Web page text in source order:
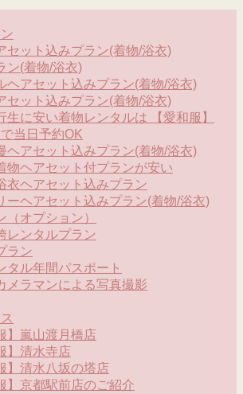
セット込みプラン(着物/浴衣)
ン(着物/浴衣)
ヘアセット込みプラン(着物/浴衣)
セット込みプラン(着物/浴衣)
生に安い着物レンタルは 【愛和服】
当日予約OK
ヘアセット込みプラン(着物/浴衣)
物ヘアセット付プランが安い
衣ヘアセット込みプラン
ーヘアセット込みプラン(着物/浴衣)
（オプション）
レンタルプラン
ラン
タル年間パスポート
メラマンによる写真撮影
】嵐山渡月橋店
】清水寺店
】清水八坂の塔店
】京都駅前店のご紹介